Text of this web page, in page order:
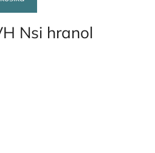
Nsi hranol